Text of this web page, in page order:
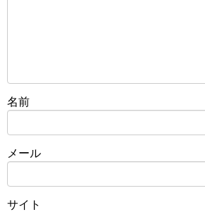
名前
メール
サイト